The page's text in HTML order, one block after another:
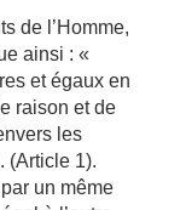
de l’Homme,
ainsi : «
et égaux en
raison et de
les
(Article 1).
un même